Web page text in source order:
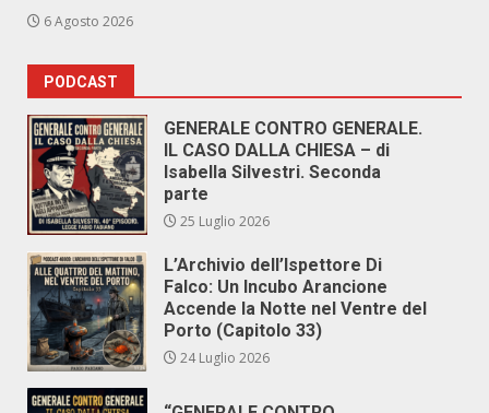
6 Agosto 2026
PODCAST
GENERALE CONTRO GENERALE.
IL CASO DALLA CHIESA – di
Isabella Silvestri. Seconda
parte
25 Luglio 2026
L’Archivio dell’Ispettore Di
Falco: Un Incubo Arancione
Accende la Notte nel Ventre del
Porto (Capitolo 33)
24 Luglio 2026